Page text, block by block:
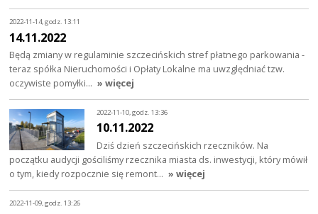
2022-11-14, godz. 13:11
14.11.2022
Będą zmiany w regulaminie szczecińskich stref płatnego parkowania -
teraz spółka Nieruchomości i Opłaty Lokalne ma uwzględniać tzw.
oczywiste pomyłki… » więcej
2022-11-10, godz. 13:36
10.11.2022
Dziś dzień szczecińskich rzeczników. Na
początku audycji gościliśmy rzecznika miasta ds. inwestycji, który mówił
o tym, kiedy rozpocznie się remont… » więcej
2022-11-09, godz. 13:26